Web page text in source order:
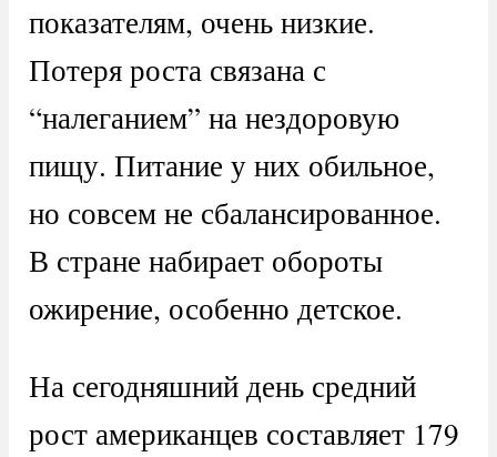
показателям, очень низкие.
Потеря роста связана с
“налеганием” на нездоровую
пищу. Питание у них обильное,
но совсем не сбалансированное.
В стране набирает обороты
ожирение, особенно детское.
На сегодняшний день средний
рост американцев составляет 179